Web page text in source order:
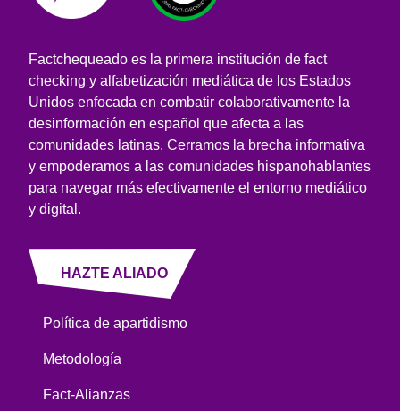
Factchequeado es la primera institución de fact
checking y alfabetización mediática de los Estados
Unidos enfocada en combatir colaborativamente la
desinformación en español que afecta a las
comunidades latinas. Cerramos la brecha informativa
y empoderamos a las comunidades hispanohablantes
para navegar más efectivamente el entorno mediático
y digital.
HAZTE ALIADO
Política de apartidismo
Metodología
Fact-Alianzas